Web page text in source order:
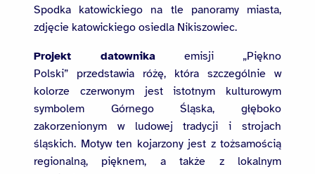
Spodka katowickiego na tle panoramy miasta,
zdjęcie katowickiego osiedla Nikiszowiec.
Projekt datownika emisji „Piękno
Polski” przedstawia różę, która szczególnie w
kolorze czerwonym jest istotnym kulturowym
symbolem Górnego Śląska, głęboko
zakorzenionym w ludowej tradycji i strojach
śląskich. Motyw ten kojarzony jest z tożsamością
regionalną, pięknem, a także z lokalnym